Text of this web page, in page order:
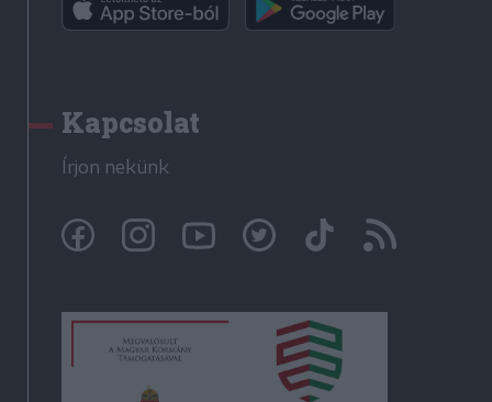
Kapcsolat
Írjon nekünk